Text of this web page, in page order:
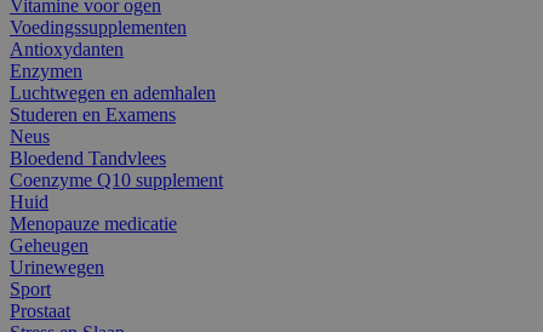
Vitamine voor ogen
Voedingssupplementen
Antioxydanten
Enzymen
Luchtwegen en ademhalen
Studeren en Examens
Neus
Bloedend Tandvlees
Coenzyme Q10 supplement
Huid
Menopauze medicatie
Geheugen
Urinewegen
Sport
Prostaat